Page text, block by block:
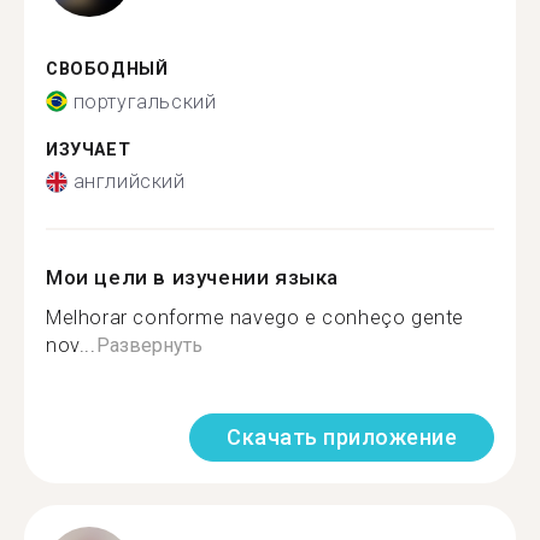
СВОБОДНЫЙ
португальский
ИЗУЧАЕТ
английский
Мои цели в изучении языка
Melhorar conforme navego e conheço gente
nov...Развернуть
Скачать приложение